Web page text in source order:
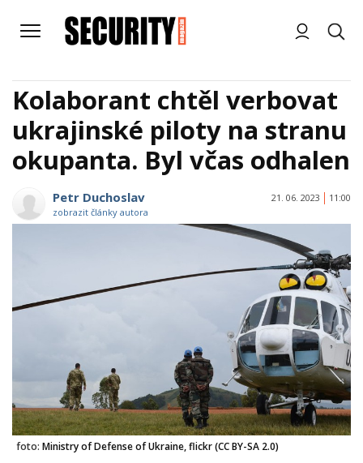
Kolaborant chtěl verbovat
ukrajinské piloty na stranu
okupanta. Byl včas odhalen
Petr Duchoslav
zobrazit články autora
21. 06. 2023 11:00
foto: Ministry of Defense of Ukraine, flickr (CC BY-SA 2.0)